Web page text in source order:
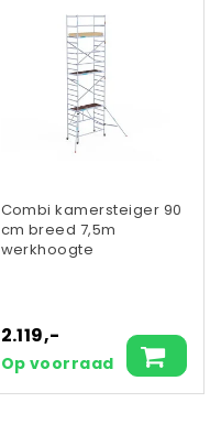
Combi kamersteiger 90
cm breed 7,5m
werkhoogte
2.119,-
Op voorraad